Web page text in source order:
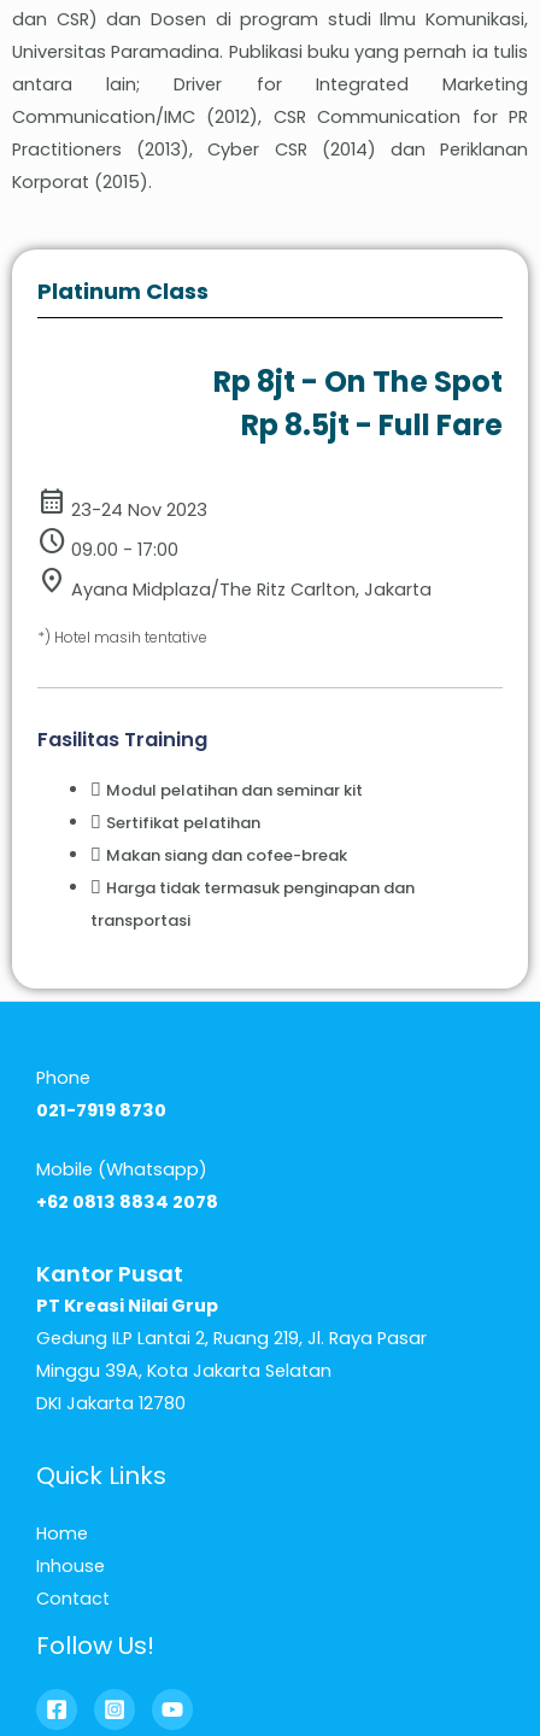
dan CSR) dan Dosen di program studi Ilmu Komunikasi,
Universitas Paramadina. Publikasi buku yang pernah ia tulis
antara lain; Driver for Integrated Marketing
Communication/IMC (2012), CSR Communication for PR
Practitioners (2013), Cyber CSR (2014) dan Periklanan
Korporat (2015).
Platinum Class
Rp 8jt - On The Spot
Rp 8.5jt - Full Fare
calendar_month 23-24 Nov 2023
schedule 09.00 - 17:00
location_on Ayana Midplaza/The Ritz Carlton, Jakarta
*) Hotel masih tentative
Fasilitas Training
Modul pelatihan dan seminar kit
Sertifikat pelatihan
Makan siang dan cofee-break
Harga tidak termasuk penginapan dan
transportasi
Phone
021-7919 8730
Mobile (Whatsapp)
+62 0813 8834 2078
Kantor Pusat
PT Kreasi Nilai Grup
Gedung ILP Lantai 2, Ruang 219, Jl. Raya Pasar
Minggu 39A, Kota Jakarta Selatan
DKI Jakarta 12780
Quick Links
Home
Inhouse
Contact
Follow Us!